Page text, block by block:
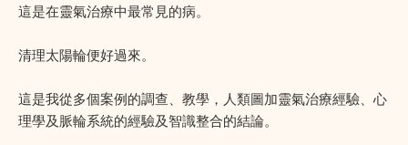
這是在靈氣治療中最常見的病。
清理太陽輪便好過來。
這是我從多個案例的調查、教學，人類圖加靈氣治療經驗、心
理學及脈輪系統的經驗及智識整合的結論。